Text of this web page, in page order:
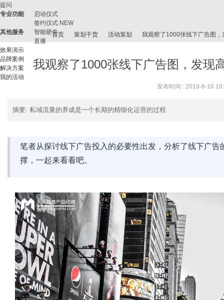
提问
专业功能
启动仪式
签约仪式 NEW
其他服务
智能硬件
直播
效果演示
品牌案例
解决方案
我的活动
数
首页 策划干货 活动策划 我观察了1000张线下广告图
我观察了1000张线下广告图，发现
发布时间 : 2019-8-16
摘要: 私域流量的养成是一个长期的精细化运营的过程
笔者从探讨线下广告投入的必要性出发，分析了线下广
撑，一起来看看吧。